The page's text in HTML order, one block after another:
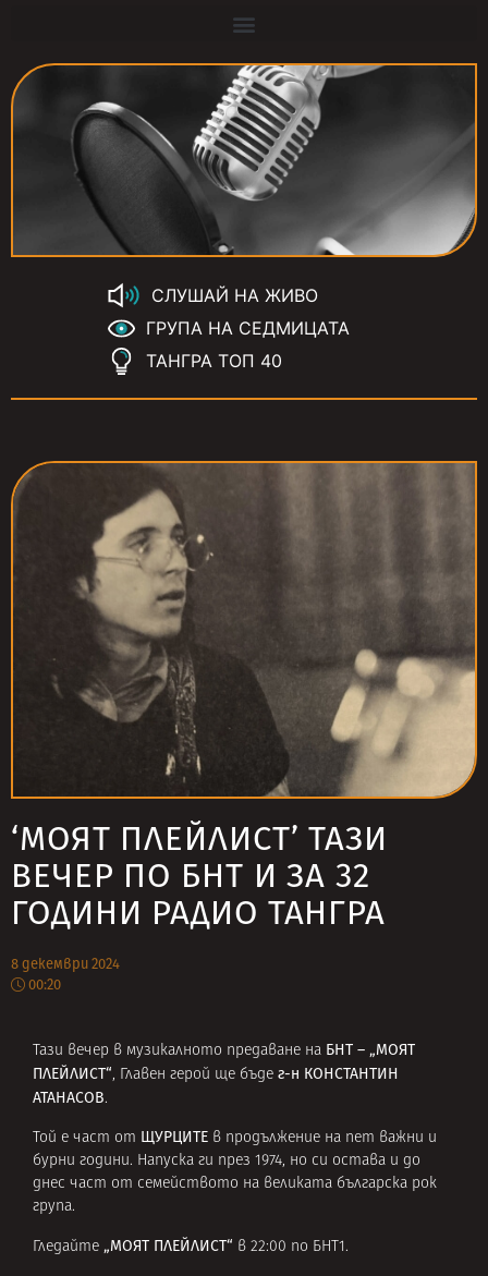
СЛУШАЙ НА ЖИВО
ГРУПА НА СЕДМИЦАТА
ТАНГРА ТОП 40
‘МОЯТ ПЛЕЙЛИСТ’ ТАЗИ
ВЕЧЕР ПО БНТ И ЗА 32
ГОДИНИ РАДИО ТАНГРА
8 декември 2024
00:20
Тази вечер в музикалното предаване на БНТ – „МОЯТ
ПЛЕЙЛИСТ“, Главен герой ще бъде г-н КОНСТАНТИН
АТАНАСОВ.
Той е част от ЩУРЦИТЕ в продължение на пет важни и
бурни години. Напуска ги през 1974, но си остава и до
днес част от семейството на великата българска рок
група.
Гледайте „МОЯТ ПЛЕЙЛИСТ“ в 22:00 по БНТ1.